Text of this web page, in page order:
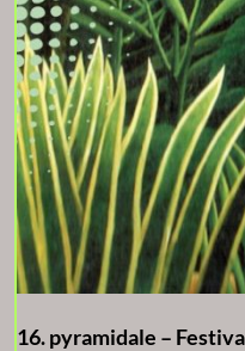
16. pyramidale –